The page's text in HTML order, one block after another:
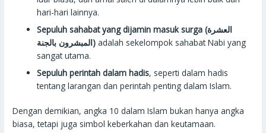
hari-hari lainnya.
Sepuluh sahabat yang dijamin masuk surga (العشرة
المبشرون بالجنة) adalah sekelompok sahabat Nabi yang
sangat utama.
Sepuluh perintah dalam hadis, seperti dalam hadis
tentang larangan dan perintah penting dalam Islam.
Dengan demikian, angka 10 dalam Islam bukan hanya angka
biasa, tetapi juga simbol keberkahan dan keutamaan.